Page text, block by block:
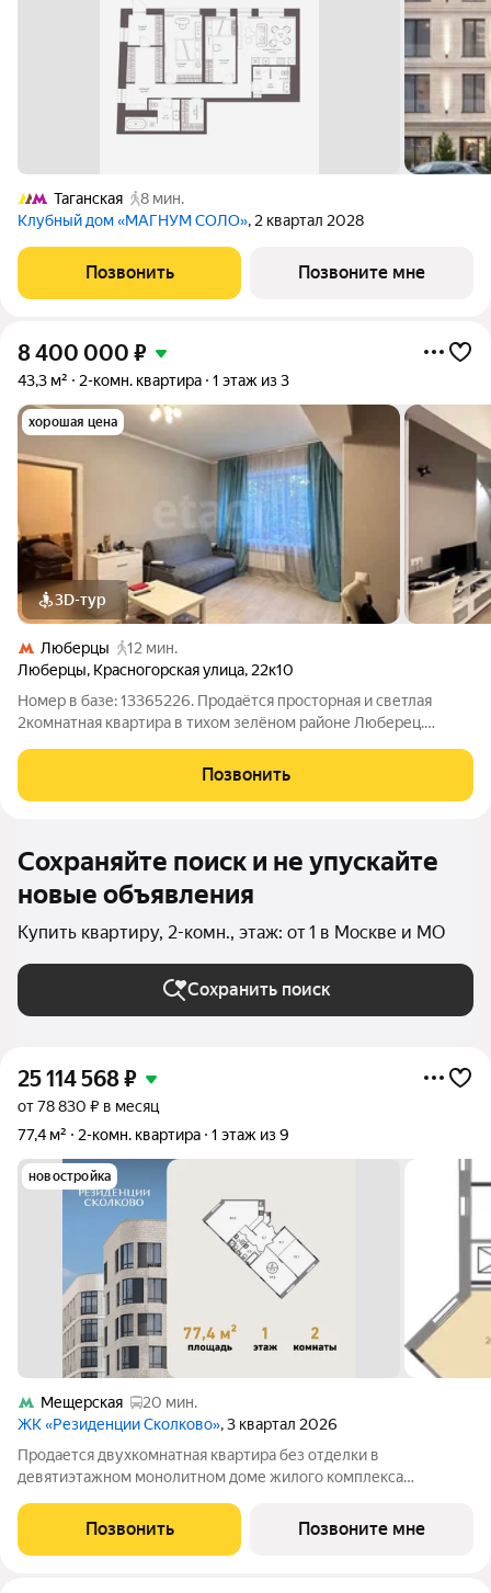
Таганская
8 мин.
Клубный дом «МАГНУМ СОЛО», 2 квартал 2028
Позвонить Позвоните мне
8 400 000 ₽
43,3 м² 2-комн. квартира 1 этаж из 3
хорошая цена
3D-тур
Люберцы
12 мин.
Люберцы, Красногорская улица, 22к10
Номер в базе: 13365226. Продаётся просторная и светлая
2комнатная квартира в тихом зелёном районе Люберец.
качественный ремонт с продуманной перепланировкой,
Позвонить
Сохраняйте поиск и не упускайте
новые объявления
Купить квартиру, 2-комн., этаж: от 1 в Москве и МО
Сохранить поиск
25 114 568₽
от 78 830 ₽ в месяц
77,4 м²
2-комн. квартира 1 этаж из 9
новостройка
Мещерская
20 мин.
ЖК «Резиденции Сколково», 3 квартал 2026
Продается двухкомнатная квартира без отделки в
девятиэтажном монолитном доме жилого комплекса
этаж 1 из 9. Срок сдачи - 4 квартал 2026 года. ТОЛЬКО ДО 31
АВГУСТА выгодные условия на
Позвонить Позвоните мне